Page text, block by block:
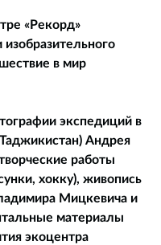
«Рекорд»
в мир
экспедиций в
Андрея
работы
хокку), живопись
Мицкевича и
материалы
экоцентра